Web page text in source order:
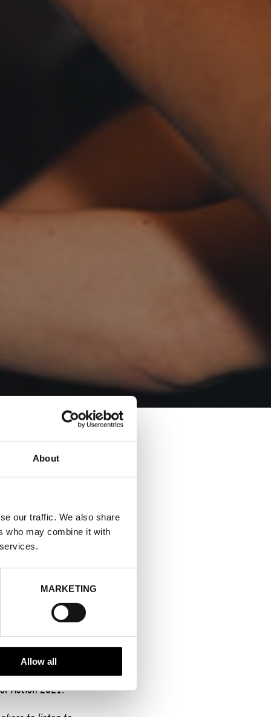
About
our traffic. We also share
who may combine it with
MARKETING
Allow all
att uppmuntra
fjärde gången
från att prata
Action 2021.